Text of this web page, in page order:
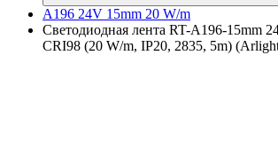
A196 24V 15mm 20 W/m
Светодиодная лента RT-A196-15mm
CRI98 (20 W/m, IP20, 2835, 5m)